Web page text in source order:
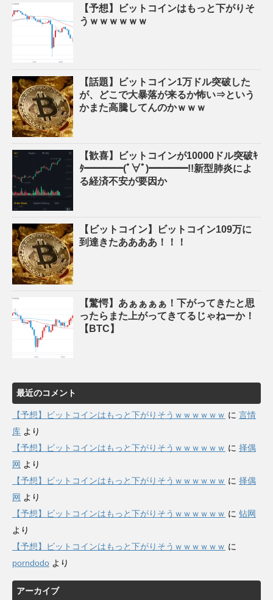
【予想】ビットコインはもっと下がりそ
うｗｗｗｗｗｗ
【話題】ビットコイン1万ドル突破した
が、どこで大暴落が来るか怖い⇒という
かまた高騰してんのかｗｗｗ
【歓喜】ビットコインが10000ドル突破ｷ
ﾀ━━━━(ﾟ∀ﾟ)━━━━!!新型肺炎によ
る経済不安が要因か
【ビットコイン】ビットコイン109万に
到達きたああああ！！！
【驚愕】あぁぁぁぁ！下がってきたと思
ったらまた上がってきてるじゃねーか！
【BTC】
最近のコメント
【予想】ビットコインはもっと下がりそうｗｗｗｗｗｗ に 言情
库 より
【予想】ビットコインはもっと下がりそうｗｗｗｗｗｗ に 择偶
网 より
【予想】ビットコインはもっと下がりそうｗｗｗｗｗｗ に 择偶
网 より
【予想】ビットコインはもっと下がりそうｗｗｗｗｗｗ に 钻网
より
【予想】ビットコインはもっと下がりそうｗｗｗｗｗｗ に
porndodo より
アーカイブ